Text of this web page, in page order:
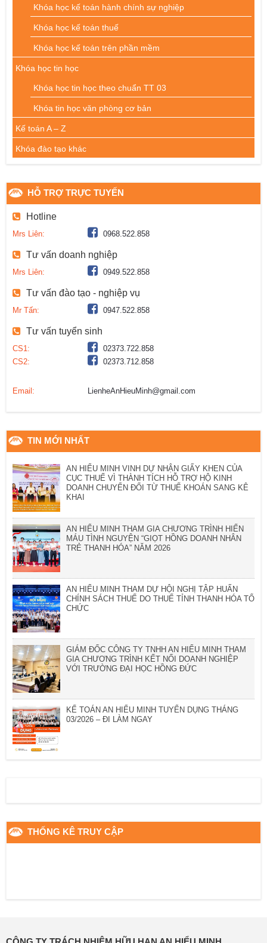
Khóa học kế toán hành chính sự nghiệp
Khóa học kế toán thuế
Khóa học kế toán trên phần mềm
Khóa học tin học
Khóa học tin học theo chuẩn TT 03
Khóa tin học văn phòng cơ bản
Kế toán A – Z
Khóa đào tạo khác
HỖ TRỢ TRỰC TUYẾN
Hotline
Mrs Liên: 0968.522.858
Tư vấn doanh nghiệp
Mrs Liên: 0949.522.858
Tư vấn đào tạo - nghiệp vụ
Mr Tấn: 0947.522.858
Tư vấn tuyển sinh
CS1:
02373.722.858
CS2:
02373.712.858
Email: LienheAnHieuMinh@gmail.com
TIN MỚI NHẤT
AN HIỂU MINH VINH DỰ NHẬN GIẤY KHEN CỦA
CỤC THUẾ VÌ THÀNH TÍCH HỖ TRỢ HỘ KINH
DOANH CHUYỂN ĐỔI TỪ THUẾ KHOÁN SANG KÊ
KHAI
AN HIỂU MINH THAM GIA CHƯƠNG TRÌNH HIẾN
MÁU TÌNH NGUYỆN “GIỌT HỒNG DOANH NHÂN
TRẺ THANH HÓA” NĂM 2026
AN HIỂU MINH THAM DỰ HỘI NGHỊ TẬP HUẤN
CHÍNH SÁCH THUẾ DO THUẾ TỈNH THANH HÓA TỔ
CHỨC
GIÁM ĐỐC CÔNG TY TNHH AN HIỂU MINH THAM
GIA CHƯƠNG TRÌNH KẾT NỐI DOANH NGHIỆP
VỚI TRƯỜNG ĐẠI HỌC HỒNG ĐỨC
KẾ TOÁN AN HIỂU MINH TUYỂN DỤNG THÁNG
03/2026 – ĐI LÀM NGAY
THỐNG KÊ TRUY CẬP